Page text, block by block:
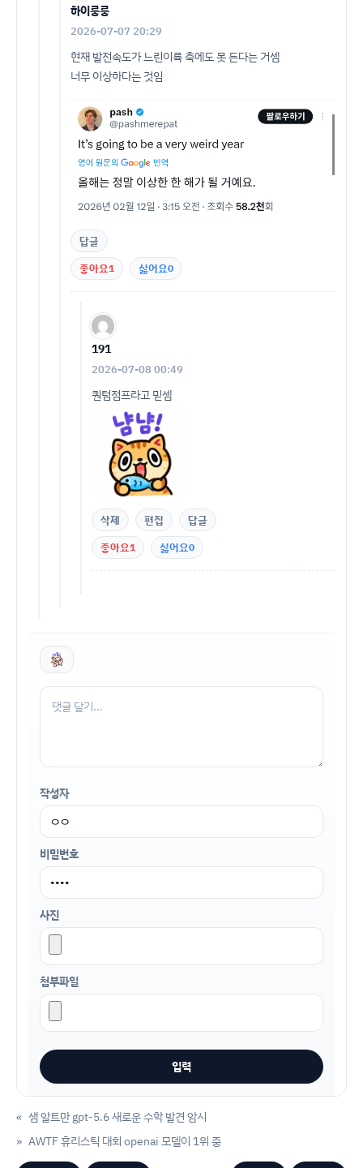
하이룽룽
2026-07-07 20:29
현재 발전속도가 느린이륙 축에도 못 든다는 거셈
너무 이상하다는 것임
답글
좋아요1 싫어요0
191
2026-07-08 00:49
퀀텀점프라고 믿셈
삭제 편집
답글
좋아요1 싫어요0
작성자
비밀번호
사진
첨부파일
« 샘 알트만 gpt-5.6 새로운 수학 발견 암시
AWTF 휴리스틱 대회 openai 모델이 1위 중
»